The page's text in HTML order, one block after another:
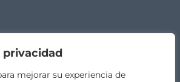
privacidad
mejorar su experiencia de
NEWSLETTER